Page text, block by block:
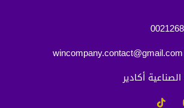
wincompany.contact@gmail.com
أكادير